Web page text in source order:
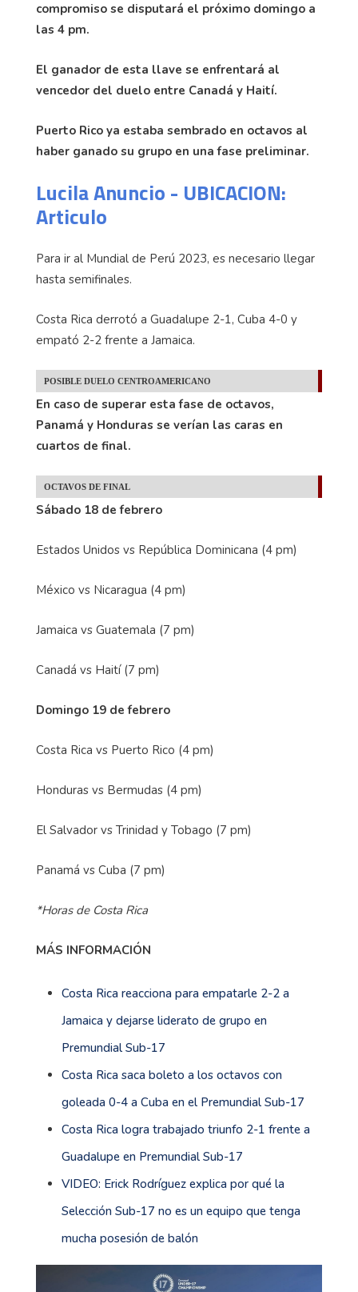
compromiso se disputará el próximo domingo a
las 4 pm.
El ganador de esta llave se enfrentará al
vencedor del duelo entre Canadá y Haití.
Puerto Rico ya estaba sembrado en octavos al
haber ganado su grupo en una fase preliminar.
Lucila Anuncio - UBICACION:
Articulo
Para ir al Mundial de Perú 2023, es necesario llegar
hasta semifinales.
Costa Rica derrotó a Guadalupe 2-1, Cuba 4-0 y
empató 2-2 frente a Jamaica.
POSIBLE DUELO CENTROAMERICANO
En caso de superar esta fase de octavos,
Panamá y Honduras se verían las caras en
cuartos de final.
OCTAVOS DE FINAL
Sábado 18 de febrero
Estados Unidos vs República Dominicana (4 pm)
México vs Nicaragua (4 pm)
Jamaica vs Guatemala (7 pm)
Canadá vs Haití (7 pm)
Domingo 19 de febrero
Costa Rica vs Puerto Rico (4 pm)
Honduras vs Bermudas (4 pm)
El Salvador vs Trinidad y Tobago (7 pm)
Panamá vs Cuba (7 pm)
*Horas de Costa Rica
MÁS INFORMACIÓN
Costa Rica reacciona para empatarle 2-2 a
Jamaica y dejarse liderato de grupo en
Premundial Sub-17
Costa Rica saca boleto a los octavos con
goleada 0-4 a Cuba en el Premundial Sub-17
Costa Rica logra trabajado triunfo 2-1 frente a
Guadalupe en Premundial Sub-17
VIDEO: Erick Rodríguez explica por qué la
Selección Sub-17 no es un equipo que tenga
mucha posesión de balón